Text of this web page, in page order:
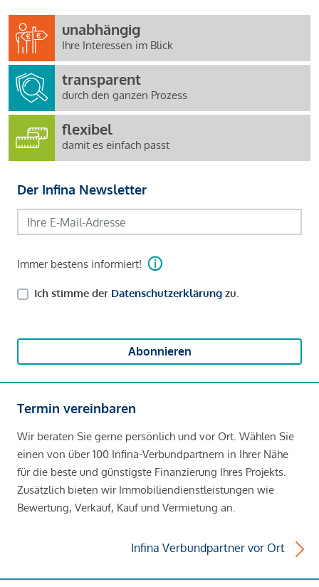
unabhängig
Ihre Interessen im Blick
transparent
durch den ganzen Prozess
flexibel
damit es einfach passt
Der Infina Newsletter
Immer bestens informiert!
Ich stimme der Datenschutzerklärung zu.
Abonnieren
Termin vereinbaren
Wir beraten Sie gerne persönlich und vor Ort. Wählen Sie
einen von über 100 Infina-Verbundpartnern in Ihrer Nähe
für die beste und günstigste Finanzierung Ihres Projekts.
Zusätzlich bieten wir Immobiliendienstleistungen wie
Bewertung, Verkauf, Kauf und Vermietung an.
Infina Verbundpartner vor Ort